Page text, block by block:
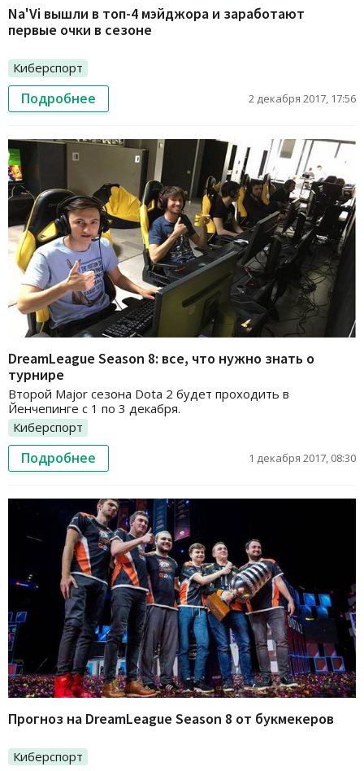
Na'Vi вышли в топ-4 мэйджора и заработают
первые очки в сезоне
Киберспорт
Подробнее 2 декабря 2017, 17:56
DreamLeague Season 8: все, что нужно знать о
турнире
Второй Major сезона Dota 2 будет проходить в
Йенчепинге с 1 по 3 декабря.
Киберспорт
Подробнее 1 декабря 2017, 08:30
Прогноз на DreamLeague Season 8 от букмекеров
Киберспорт